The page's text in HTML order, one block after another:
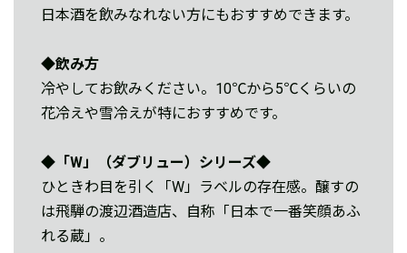
日本酒を飲みなれない方にもおすすめできます。
◆飲み方
冷やしてお飲みください。10℃から5℃くらいの
花冷えや雪冷えが特におすすめです。
◆「W」（ダブリュー）シリーズ◆
ひときわ目を引く「W」ラベルの存在感。醸すの
は飛騨の渡辺酒造店、自称「日本で一番笑顔あふ
れる蔵」。